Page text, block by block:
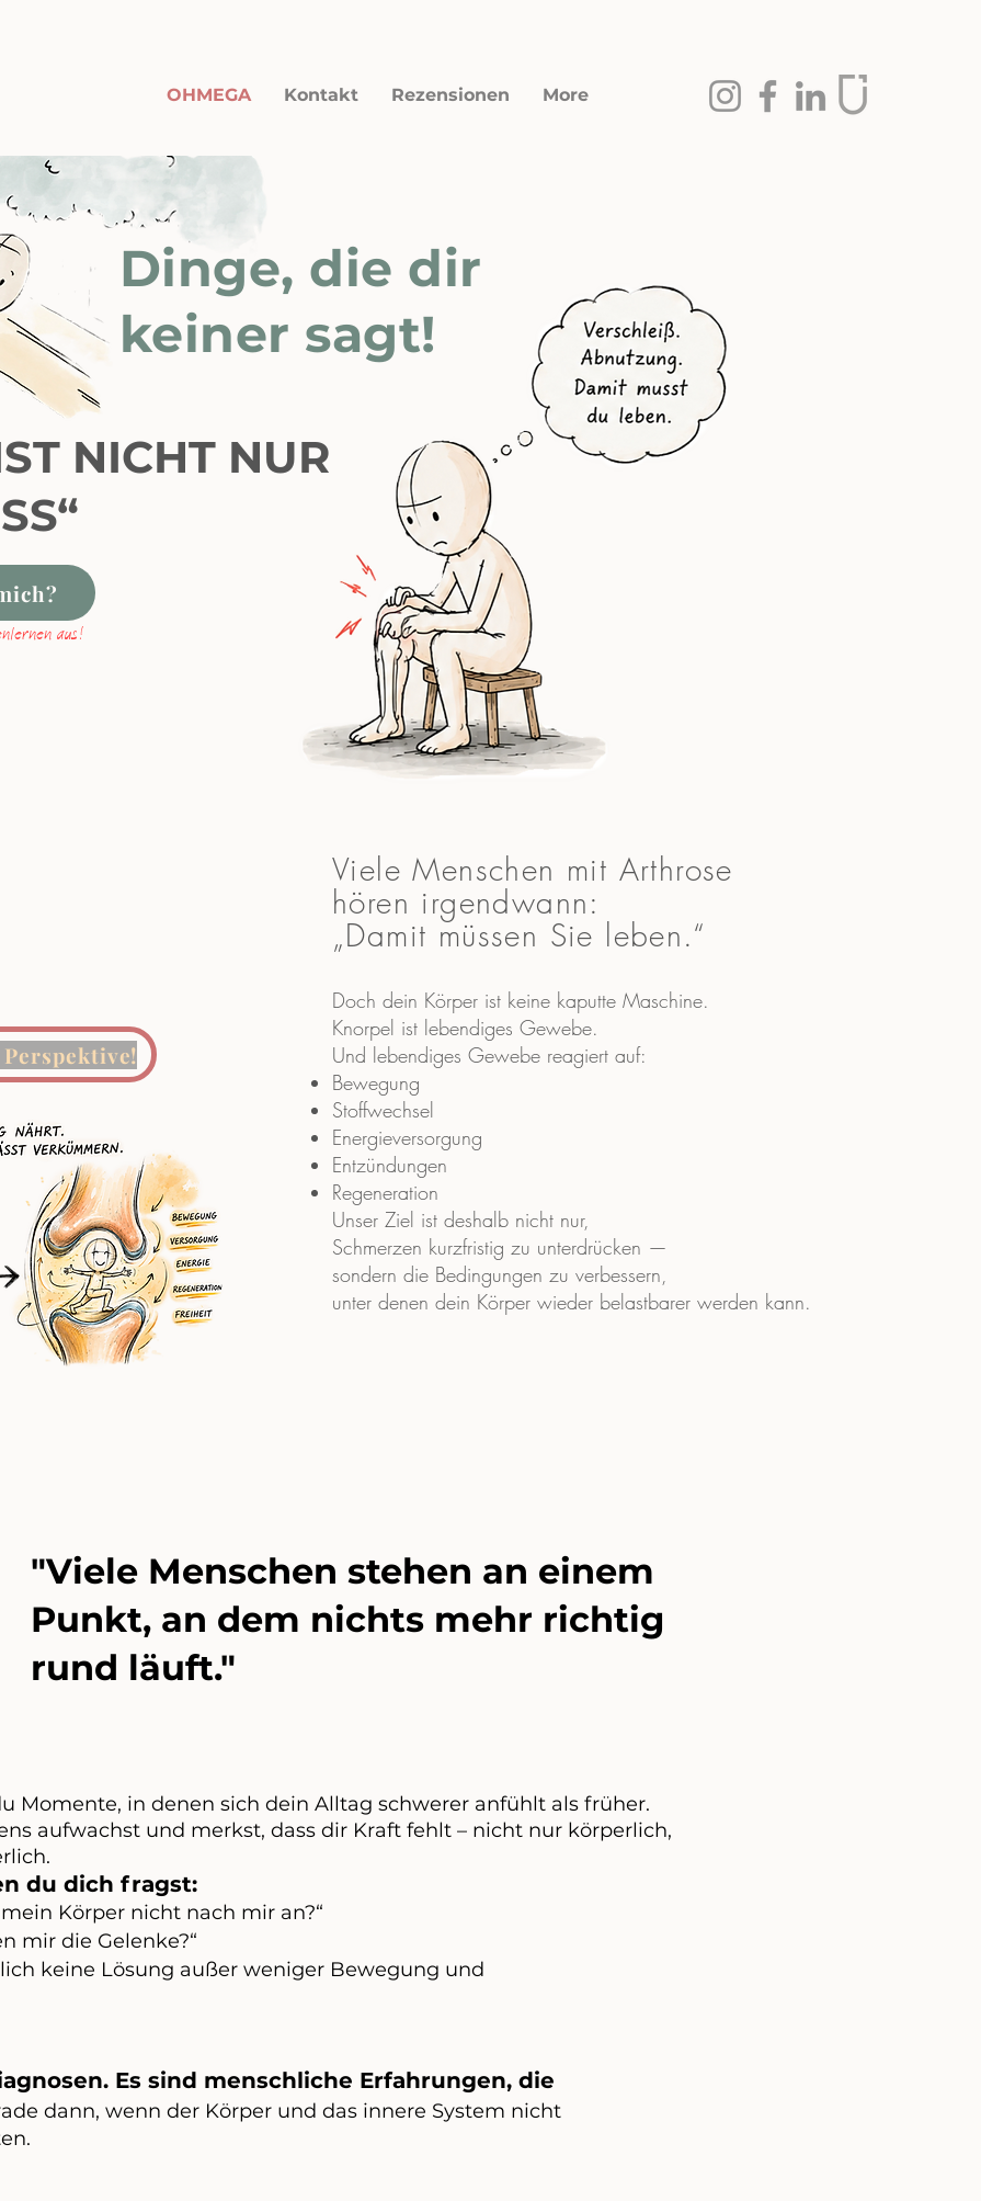
OHMEGA Kontakt Rezensionen More
NICHT NUR
Dinge, die dir
keiner sagt!
aus!
​Viele Menschen mit Arthrose
hören irgendwann:
„Damit müssen Sie leben.“
Doch dein Körper ist keine kaputte Maschine.
Knorpel ist lebendiges Gewebe.
Und lebendiges Gewebe reagiert auf:
Bewegung
Stoffwechsel
Energieversorgung
Entzündungen
Regeneration
Unser Ziel ist deshalb nicht nur,
Schmerzen kurzfristig zu unterdrücken —
sondern die Bedingungen zu verbessern,
unter denen dein Körper wieder belastbarer werden kann.
"Viele Menschen stehen an einem
Punkt, an dem nichts mehr richtig
rund läuft."
Momente, in denen sich dein Alltag schwerer anfühlt als früher.
aufwachst und merkst, dass dir Kraft fehlt – nicht nur körperlich,
du dich fragst:
Körper nicht nach mir an?“
mir die Gelenke?“
keine Lösung außer weniger Bewegung und
Es sind menschliche Erfahrungen, die
dann, wenn der Körper und das innere System nicht